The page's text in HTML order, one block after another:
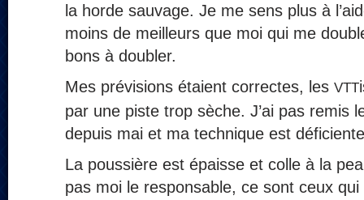
la horde sauvage. Je me sens plus à
moins de meilleurs que moi qui me
bons à doubler.
Mes prévisions étaient correctes, les VTT
par une piste trop sèche. J’ai pas remis
depuis mai et ma technique est
La poussière est épaisse et colle à la
pas moi le responsable, ce sont ceux